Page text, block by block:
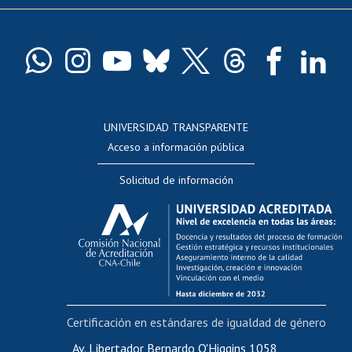
Docentes
Evaluación docente
Calificación académica
Postulación al AUCAI
Funcionarias/os
Cursos internos de capacitación
Bienestar del personal
Portal de movilidad interna
Certificado de renta
UNIVERSIDAD TRANSPARENTE
Acceso a información pública
Solicitud de información
Av. Libertador Bernardo O'Higgins 1058,
Certificación en estándares de igualdad de género